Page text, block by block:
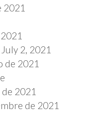
2021
2, 2021
de 2021
2021
de 2021